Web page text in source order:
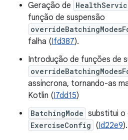
Geração de
função de suspensão
falha (Ifd387).
Introdução de funções de
assíncrona, tornando-as
Kotlin (I7dd15)
BatchingMode substitui o
ExerciseConfig (Id22e9).